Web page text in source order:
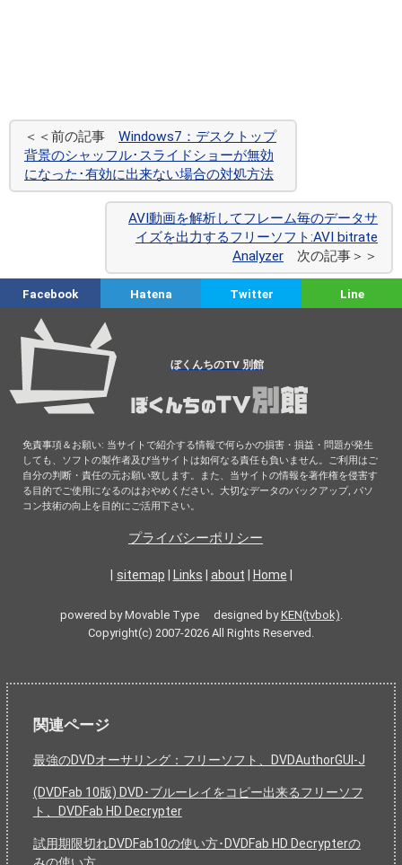
＜＜前の記事 Windows7：デスクトップ
背景のシャッフル･スライドショーが無効
になった･有効に出来ない場合の対処方法
AVI動画を解析してフレーム毎のデータサ
イズを出力するフリーソフト:AVI bitrate
Analyzer 次の記事＞＞
Facebook Hatena Twitter Line
ぼくんちのTV 別館
免責事項＆お願い: 当サイトで紹介する情報で何らかの損害・損益・問題が発生
しても、ソフトの製作者及び当サイトは如何なる責任も負いません。ご利用はご
自分の判断・責任の元お願い致します。また、当サイトの情報を著作権を侵害す
る目的でご使用になるのはおやめください。大切なデータのバックアップ, パソ
コン技術の向上を目的にご活用下さい。
プライバシーポリシー
sitemap Links about Home
powered by Movable Type designed byKEN(tvbok).
Copyright(c) 2007-2026 All Rights Reserved.
関連ページ
最強のDVDオーサリング：フリーソフト、DVDAuthorGUI-J
(DVDFab 10版) DVD･ブルーレイをコピー出来るフリーソフ
ト、DVDFab HD Decrypter
試用期限切れDVDFab10の使い方･DVDFab HD Decrypterの